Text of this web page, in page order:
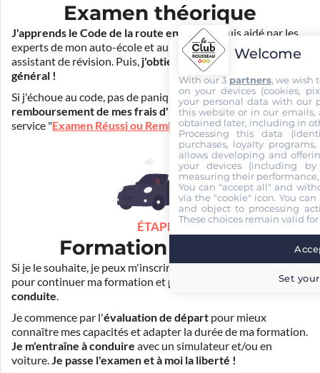
Examen théorique
J'apprends le Code de la route en ligne. Je suis aidé par les
experts de mon auto-école et aussi par Mister Codes, mon
assistant de révision. Puis, j'obtiens l'examen théorique
général !
Si j'échoue au code, pas de panique ! Je peux bénéficier du
remboursement de mes frais d'inscription(30€) grâce au
service "Examen Réussi ou Remboursé".
ÉTAPE 3
Formation pratique
Si je le souhaite, je peux m'inscrire auprès de mon auto-école
pour continuer ma formation et prendre des cours de
conduite.
Je commence par l'évaluation de départ pour mieux
connaître mes capacités et adapter la durée de ma formation.
Je m'entraîne à conduire avec un simulateur et/ou en
voiture.Je passe l'examen et à moi la liberté !
Welcome
With our 3 partners, we wish
on your devices (cookies,
your personal data with our
this website or in our emails,
obtained later, including in
Processing this data
purchases, loyalty
allows developing and
your devices (including
measuring their
You can "accept all" and
via the "cookie" icon. You
and object to processing
These choices remain valid
Set